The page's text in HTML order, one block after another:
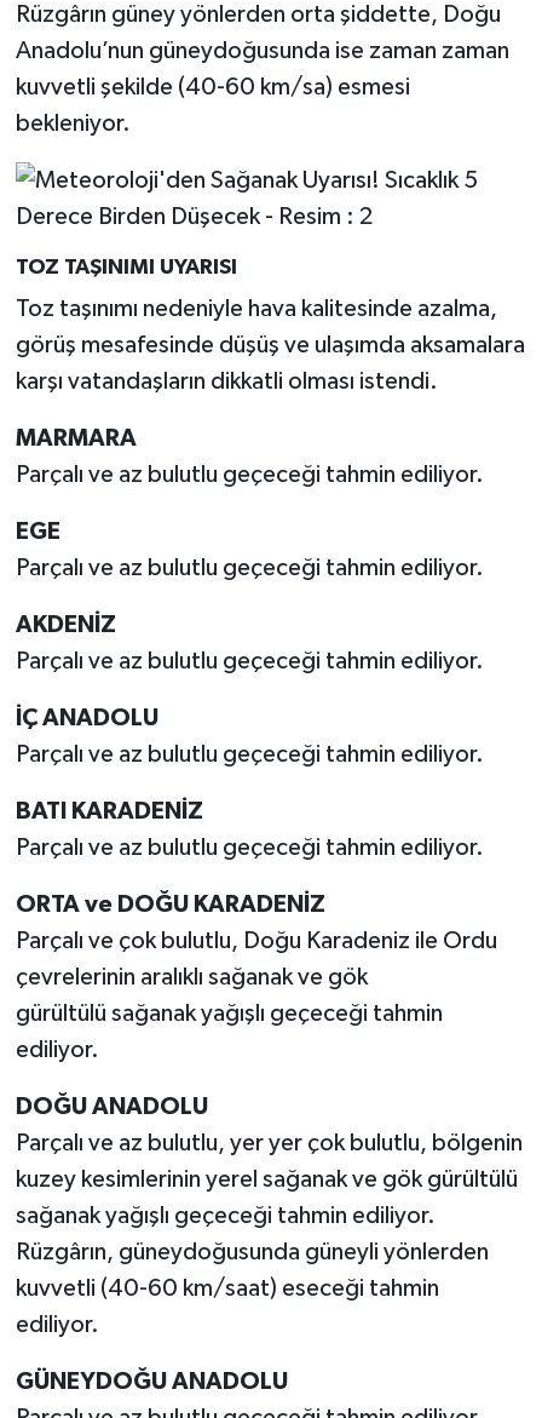
Rüzgârın güney yönlerden orta şiddette, Doğu
Anadolu’nun güneydoğusunda ise zaman zaman
kuvvetli şekilde (40-60 km/sa) esmesi
bekleniyor.
TOZ TAŞINIMI UYARISI
Toz taşınımı nedeniyle hava kalitesinde azalma,
görüş mesafesinde düşüş ve ulaşımda aksamalara
karşı vatandaşların dikkatli olması istendi.
MARMARA
Parçalı ve az bulutlu geçeceği tahmin ediliyor.
EGE
Parçalı ve az bulutlu geçeceği tahmin ediliyor.
AKDENİZ
Parçalı ve az bulutlu geçeceği tahmin ediliyor.
İÇ ANADOLU
Parçalı ve az bulutlu geçeceği tahmin ediliyor.
BATI KARADENİZ
Parçalı ve az bulutlu geçeceği tahmin ediliyor.
ORTA ve DOĞU KARADENİZ
Parçalı ve çok bulutlu, Doğu Karadeniz ile Ordu
çevrelerinin aralıklı sağanak ve gök
gürültülü sağanak yağışlı geçeceği tahmin
ediliyor.
DOĞU ANADOLU
Parçalı ve az bulutlu, yer yer çok bulutlu, bölgenin
kuzey kesimlerinin yerel sağanak ve gök gürültülü
sağanak yağışlı geçeceği tahmin ediliyor.
Rüzgârın, güneydoğusunda güneyli yönlerden
kuvvetli (40-60 km/saat) eseceği tahmin
ediliyor.
GÜNEYDOĞU ANADOLU